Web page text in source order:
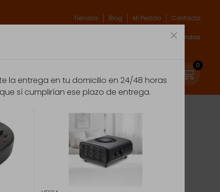
Tiendas
Blog Mi Pedido Contacto
Acceso Tiendas
0
2400 Interior Negro 2400 W
la entrega en tu domicilio en 24/48 horas
sí cumplirían ese plazo de entrega.